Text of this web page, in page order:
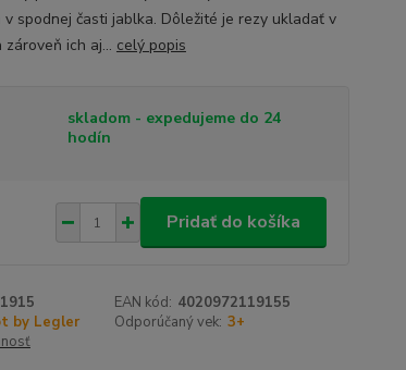
v spodnej časti jablka. Dôležité je rezy ukladať v
ich aj... celý popis
skladom - expedujeme do 24
hodín
Pridať do košíka
EAN kód: 4020972119155
by Legler Odporúčaný vek: 3+